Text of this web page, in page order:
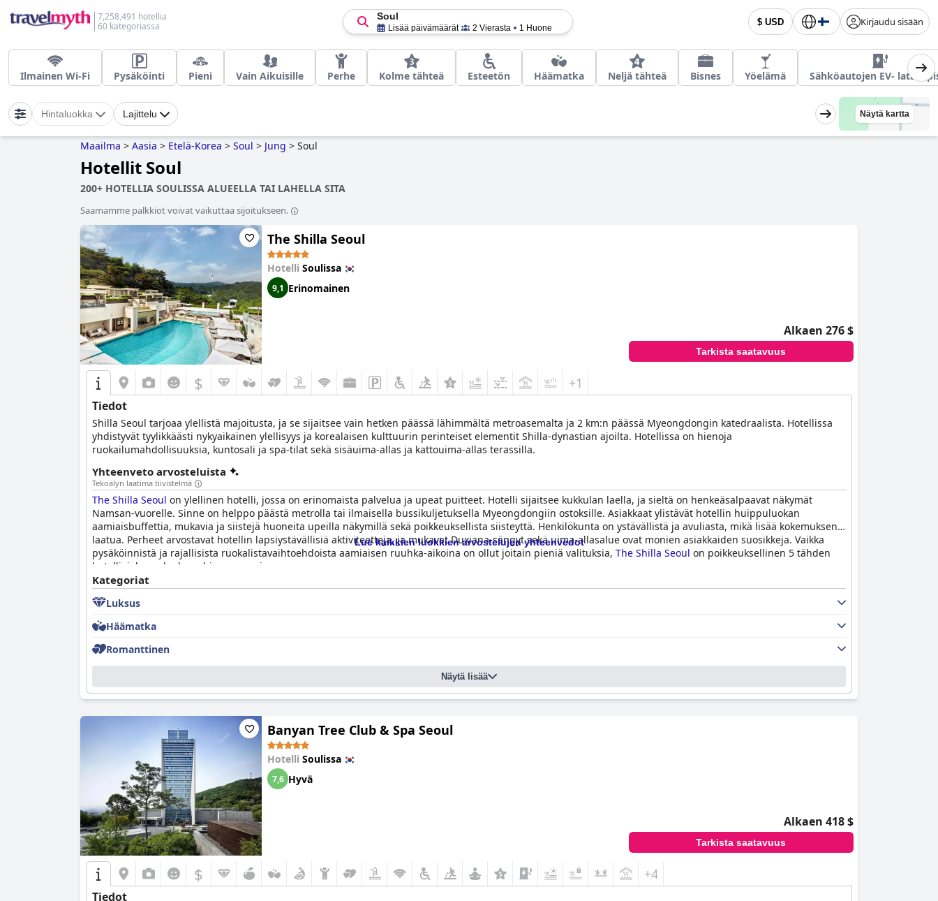
7,258,491 hotellia
60 kategoriassa
$ USD Kirjaudu sisään
Soul
Lisää päivämäärät 2 Vierasta 1 Huone
Ilmainen Wi-Fi Pysäköinti Pieni Vain Aikuisille Perhe Kolme tähteä Esteetön Häämatka Neljä tähteä Bisnes Yöelämä Sähköautojen EV-
Hintaluokka Lajittelu Näytä kartta
Maailma > Aasia > Etelä-Korea > Soul > Jung > Soul
Hotellit Soul
200+ HOTELLIA SOULISSA ALUEELLA TAI LAHELLA SITA
Saamamme palkkiot voivat vaikuttaa sijoitukseen.
The Shilla Seoul
Hotelli Soulissa
9,1 Erinomainen
Alkaen 276 $
Tarkista saatavuus
$ +1
Tiedot
Shilla Seoul tarjoaa ylellistä majoitusta, ja se sijaitsee vain hetken päässä lähimmältä metroasemalta ja 2 km:n päässä Myeongdongin katedraalista. Hotellissa
yhdistyvät tyylikkäästi nykyaikainen ylellisyys ja korealaisen kulttuurin perinteiset elementit Shilla-dynastian ajoilta. Hotellissa on hienoja
ruokailumahdollisuuksia, kuntosali ja spa-tilat sekä sisäuima-allas ja kattouima-allas terassilla.
Yhteenveto arvosteluista
Tekoälyn laatima tiivistelmä
The Shilla Seoul on ylellinen hotelli, jossa on erinomaista palvelua ja upeat puitteet. Hotelli sijaitsee kukkulan laella, ja sieltä on henkeäsalpaavat näkymät
Namsan-vuorelle. Sinne on helppo päästä metrolla tai ilmaisella bussikuljetuksella Myeongdongiin ostoksille. Asiakkaat ylistävät hotellin huippuluokan
aamiaisbuffettia, mukavia ja siistejä huoneita upeilla näkymillä sekä poikkeuksellista siisteyttä. Henkilökunta on ystävällistä ja avuliasta, mikä lisää kokemuksen
laatua. Perheet arvostavat hotellin lapsiystävällisiä aktiviteetteja, ja mukavat Duxiana-sängyt sekä uima-allasalue ovat monien asiakkaiden suosikkeja. Vaikka
pysäköinnistä ja rajallisista ruokalistavaihtoehdoista aamiaisen ruuhka-aikoina on ollut joitain pieniä valituksia, The Shilla Seoul on poikkeuksellinen 5 tähden
hotelli, joka on korkean hinnan arvoinen.
Lue kaikkien luokkien arvostelujen yhteenvedot
Kategoriat
Luksus
Häämatka
Romanttinen
Näytä lisää
Banyan Tree Club & Spa Seoul
Hotelli Soulissa
7,6 Hyvä
Alkaen 418 $
Tarkista saatavuus
$ +4
Tiedot